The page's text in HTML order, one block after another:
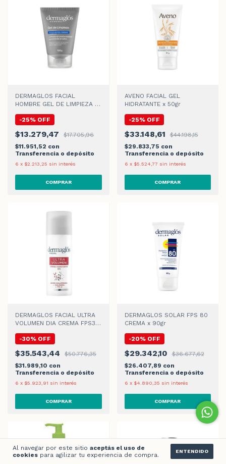
Al navegar por este sitio aceptás el uso de
cookies para agilizar tu experiencia de compra.
ENTENDIDO
DERMAGLOS FACIAL
HOMBRE GEL DE LIMPIEZA x
-25% OFF
$13.279,47
$17.705,96
$11.951,52 con
Transferencia o depósito
6 x $2.213,25 sin interés
AVENO FACIAL GEL
HIDRATANTE x 50gr
-25% OFF
$33.148,61
$44.198,15
$29.833,75 con
Transferencia o depósito
6 x $5.524,77 sin interés
DERMAGLOS FACIAL ULTRA
VOLUMEN DIA CREMA FPS30
-30% OFF
$35.543,44
$50.776,35
$31.989,10 con
Transferencia o depósito
6 x $5.923,91 sin interés
DERMAGLOS SOLAR FPS 80
CREMA x 90gr
-20% OFF
$29.342,10
$36.677,62
$26.407,89 con
Transferencia o depósito
6 x $4.890,35 sin interés